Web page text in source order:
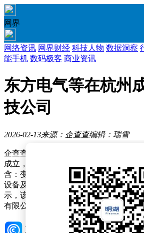
网界
网络资讯 网界财经 科技人物 数据洞察
能手机 数码极客 商业资讯
东方电气等在杭州
技公司
2026-02-13来源：企查查编辑：瑞雪
企查查APP显示，近日，东方电气驭能
成立，法定代表人为雷凯，注册资本为
含：变压器、整流器和电感器制造；电
设备及元器件制造；电子元器件制造等
示，该公司由东方电气（600875）旗
有限公司等共同持股。